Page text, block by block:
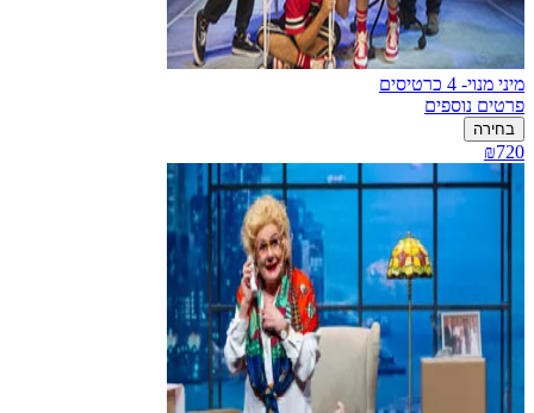
מיני מנוי- 4 כרטיסים
פרטים נוספים
בחירה
₪720